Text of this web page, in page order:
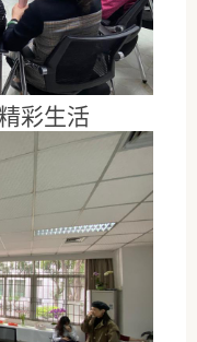
彩生活